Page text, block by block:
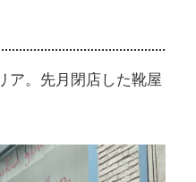
ア。先月閉店した靴屋